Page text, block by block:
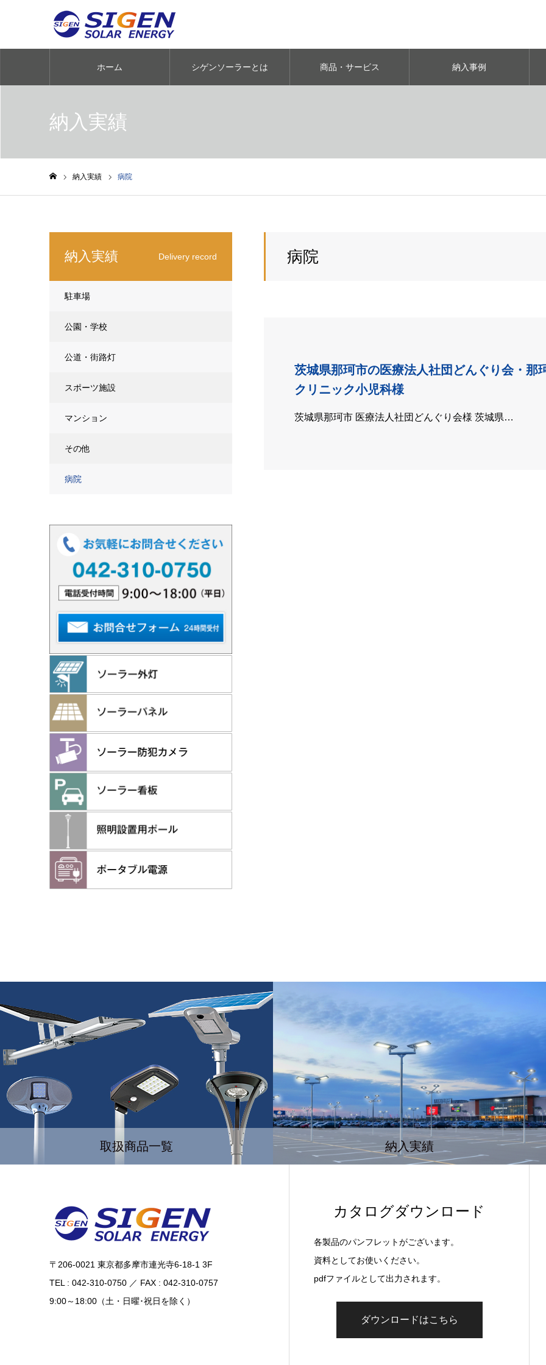
ホーム シゲンソーラーとは 商品・サービス 納入事例
納入実績
納入実績 病院
病院
茨城県那珂市の医療法人社団どんぐり会・那
クリニック小児科様
茨城県那珂市 医療法人社団どんぐり会様 茨城県…
納入実績 Delivery record
駐車場
公園・学校
公道・街路灯
スポーツ施設
マンション
その他
病院
取扱商品一覧 納入実績
〒206-0021 東京都多摩市連光寺6-18-1 3F
TEL : 042-310-0750 ／ FAX : 042-310-0757
9:00～18:00（土・日曜･祝日を除く）
カタログダウンロード
各製品のパンフレットがございます。
資料としてお使いください。
pdfファイルとして出力されます。
ダウンロードはこちら